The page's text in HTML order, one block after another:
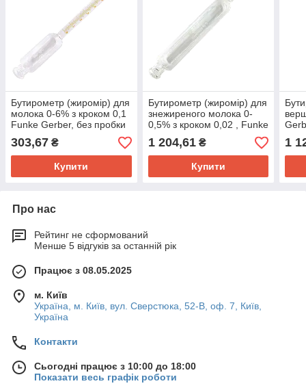
Бутирометр (жиромір) для
молока 0-6% з кроком 0,1
Funke Gerber, без пробки
303,67 ₴
Купити
Бутирометр (жиромір) для
знежиреного молока 0-
0,5% з кроком 0,02 , Funke
Gerber
1 204,61₴
Купити
1
Про нас
Рейтинг не сформований
Менше 5 відгуків за останній рік
Працює з 08.05.2025
м. Київ
Україна, м. Київ, вул. Сверстюка, 52-В, оф. 7, Київ,
Україна
Контакти
Сьогодні працює з 10:00 до 18:00
Показати весь графік роботи